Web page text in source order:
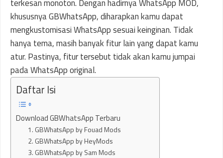
terkesan monoton. Dengan hadirnya WhatsApp MOD,
khususnya GBWhatsApp, diharapkan kamu dapat
mengkustomisasi WhatsApp sesuai keinginan. Tidak
hanya tema, masih banyak fitur lain yang dapat kamu
atur. Pastinya, fitur tersebut tidak akan kamu jumpai
pada WhatsApp original.
Daftar Isi
Download GBWhatsApp Terbaru
1. GBWhatsApp by Fouad Mods
2. GBWhatsApp by HeyMods
3. GBWhatsApp by Sam Mods